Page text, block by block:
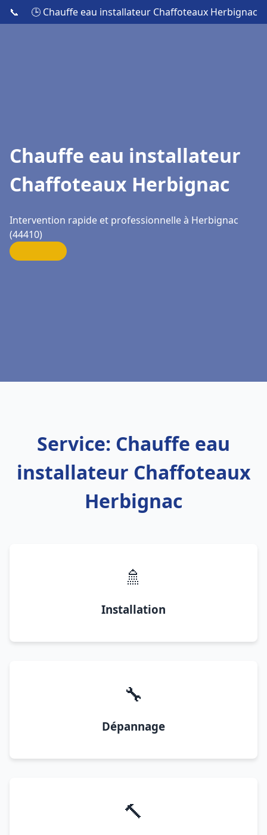
📞 🕒 Chauffe eau installateur Chaffoteaux Herbignac
Chauffe eau installateur
Chaffoteaux Herbignac
Intervention rapide et professionnelle à Herbignac
(44410)
Service: Chauffe eau
installateur Chaffoteaux
Herbignac
🚿
Installation
🔧
Dépannage
🔨